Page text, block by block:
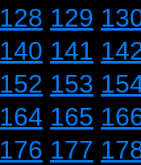
128 129
140 141
152 153
164 165
176 177